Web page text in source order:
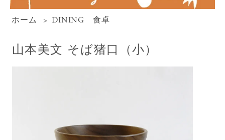
ホーム > DINING 食卓
山本美文 そば猪口（小）